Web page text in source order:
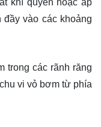
khí quyển hoặc áp
vào các khoảng
trong các rãnh răng
vi vỏ bơm từ phía